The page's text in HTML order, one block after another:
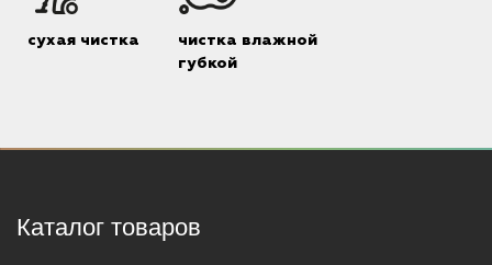
сухая чистка
чистка влажной
губкой
Каталог товаров